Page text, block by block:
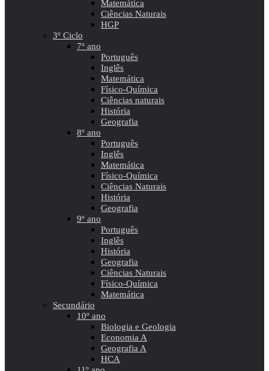
Matemática
Ciências Naturais
HGP
3º Ciclo
7º ano
Português
Inglês
Matemática
Físico-Química
Ciências naturais
História
Geografia
8º ano
Português
Inglês
Matemática
Físico-Química
Ciências Naturais
História
Geografia
9º ano
Português
Inglês
História
Geografia
Ciências Naturais
Físico-Química
Matemática
Secundário
10º ano
Biologia e Geologia
Economia A
Geografia A
HCA